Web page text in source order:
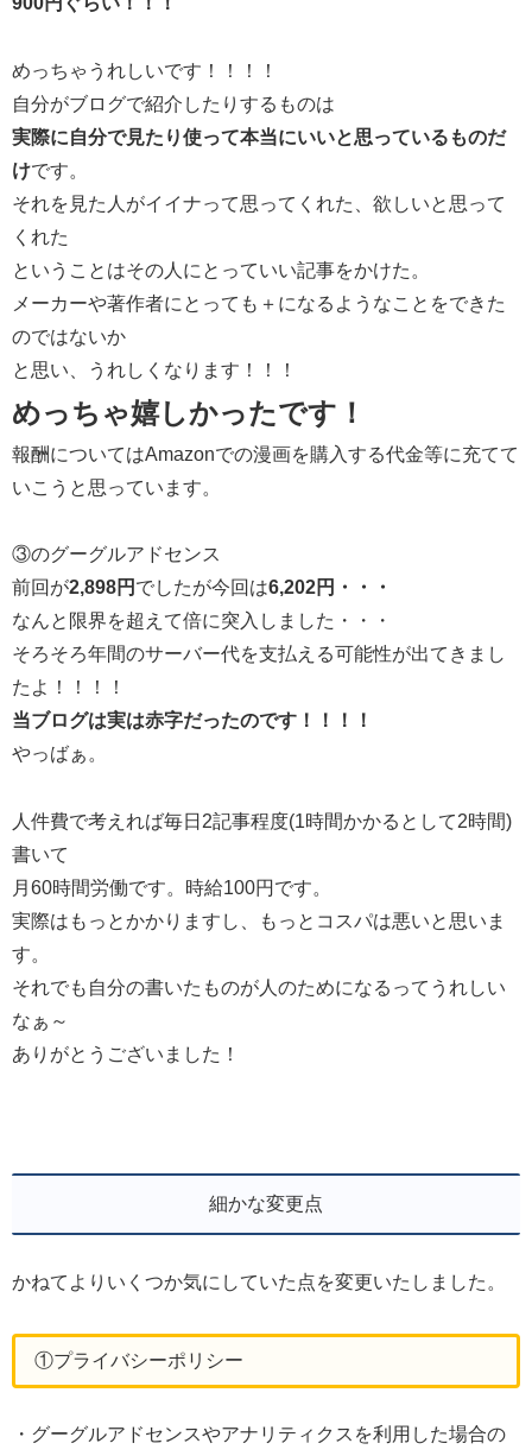
めっちゃうれしいです！！！！
自分がブログで紹介したりするものは
実際に自分で見たり使って本当にいいと思っているものだ
けです。
それを見た人がイイナって思ってくれた、欲しいと思って
くれた
ということはその人にとっていい記事をかけた。
メーカーや著作者にとっても＋になるようなことをできた
のではないか
と思い、うれしくなります！！！
めっちゃ嬉しかったです！
報酬についてはAmazonでの漫画を購入する代金等に充てて
いこうと思っています。
③のグーグルアドセンス
前回が2,898円 でしたが今回は6,202円・・・
なんと限界を超えて倍に突入しました・・・
そろそろ年間のサーバー代を支払える可能性が出てきまし
たよ！！！！
当ブログは実は赤字だったのです！！！！
やっばぁ。
人件費で考えれば毎日2記事程度(1時間かかるとして2時間)
書いて
月60時間労働です。時給100円です。
実際はもっとかかりますし、もっとコスパは悪いと思いま
す。
それでも自分の書いたものが人のためになるってうれしい
なぁ～
ありがとうございました！
細かな変更点
かねてよりいくつか気にしていた点を変更いたしました。
①プライバシーポリシー
・グーグルアドセンスやアナリティクスを利用した場合の